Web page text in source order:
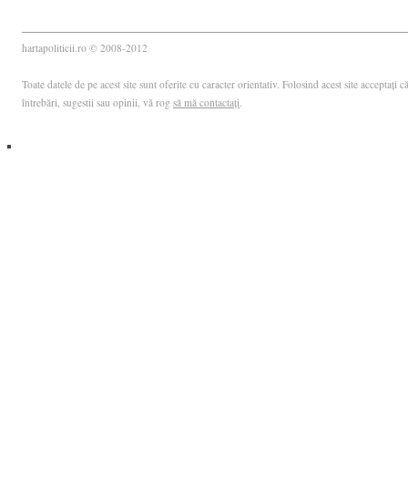
hartapoliticii.ro © 2008-2012
Toate datele de pe acest site sunt oferite cu caracter orientativ. Folosind acest site
întrebări, sugestii sau opinii, vă rog să mă contactați.